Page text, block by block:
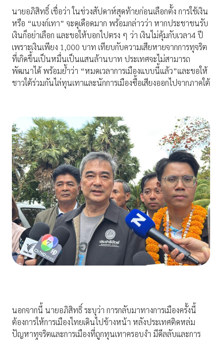
นายอภิสิทธิ์ เชื่อว่า ในช่วงสัปดาห์สุดท้ายก่อนเลือกตั้ง การใช้เงิน
หรือ “แบงก์เทา” จะดุเดือดมาก พร้อมกล่าวว่า หากประชาชนรับ
เงินก็อย่าเลือก และขอให้บอกไปตรง ๆ ว่า เงินไม่คุ้มกับเวลา4 ปี
เพราะเงินเพียง 1,000 บาท เทียบกับความเสียหายจากการทุจริต
ที่เกิดขึ้นเป็นหมื่นเป็นแสนล้านบาท ประเทศจะไม่สามารถ
พัฒนาได้ พร้อมย้ำว่า “หมดเวลาการเมืองแบบนี้แล้ว”และขอให้
ชาวใต้ร่วมกันไล่ทุนเทาและนักการเมืองซื้อเสียงออกไปจากภาคใต้
นอกจากนี้ นายอภิสิทธิ์ ระบุว่า การกลับมาทางการเมืองครั้งนี้
ต้องการให้การเมืองไทยเดินไปข้างหน้า หลังประเทศติดหล่ม
ปัญหาทุจริตและการเมืองที่ถูกทุนเทาครอบงำ มีดีลลับและการ